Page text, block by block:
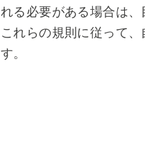
れる必要がある場合は
これらの規則に従って
す。